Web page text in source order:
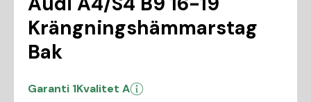
Krängningshämmarstag
Bak
Garanti 1Kvalitet A